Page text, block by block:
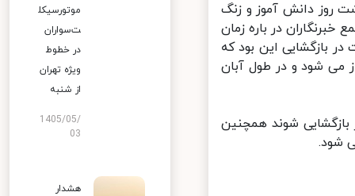
روز دانش آموز و زنگ
برگزار شد، در جمع خبرنگاران در باره زمان
بازگشایی این بود که
می شود و در طول آبان
شوند همچنین
موتورسیکل
ت‌سواران
در خطوط
ویژه تهران
از شنبه
1405/05/
03
هشدار